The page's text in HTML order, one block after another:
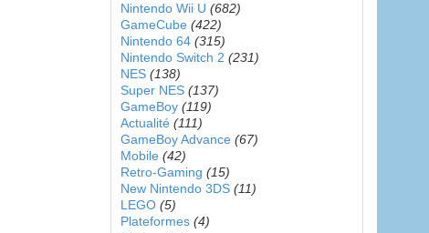
Nintendo Wii U (682)
GameCube (422)
Nintendo 64 (315)
Nintendo Switch 2 (231)
NES (138)
Super NES (137)
GameBoy (119)
Actualité (111)
GameBoy Advance (67)
Mobile (42)
Retro-Gaming (15)
New Nintendo 3DS (11)
LEGO (5)
Plateformes (4)